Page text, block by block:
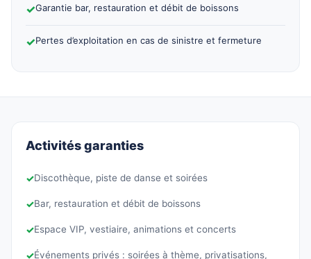
✓Garantie bar, restauration et débit de boissons
✓Pertes d’exploitation en cas de sinistre et fermeture
Activités garanties
✓Discothèque, piste de danse et soirées
✓Bar, restauration et débit de boissons
✓Espace VIP, vestiaire, animations et concerts
✓Événements privés : soirées à thème, privatisations,